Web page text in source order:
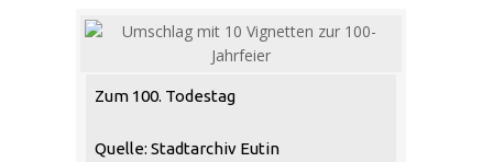
Zum 100. Todestag
Quelle: Stadtarchiv Eutin